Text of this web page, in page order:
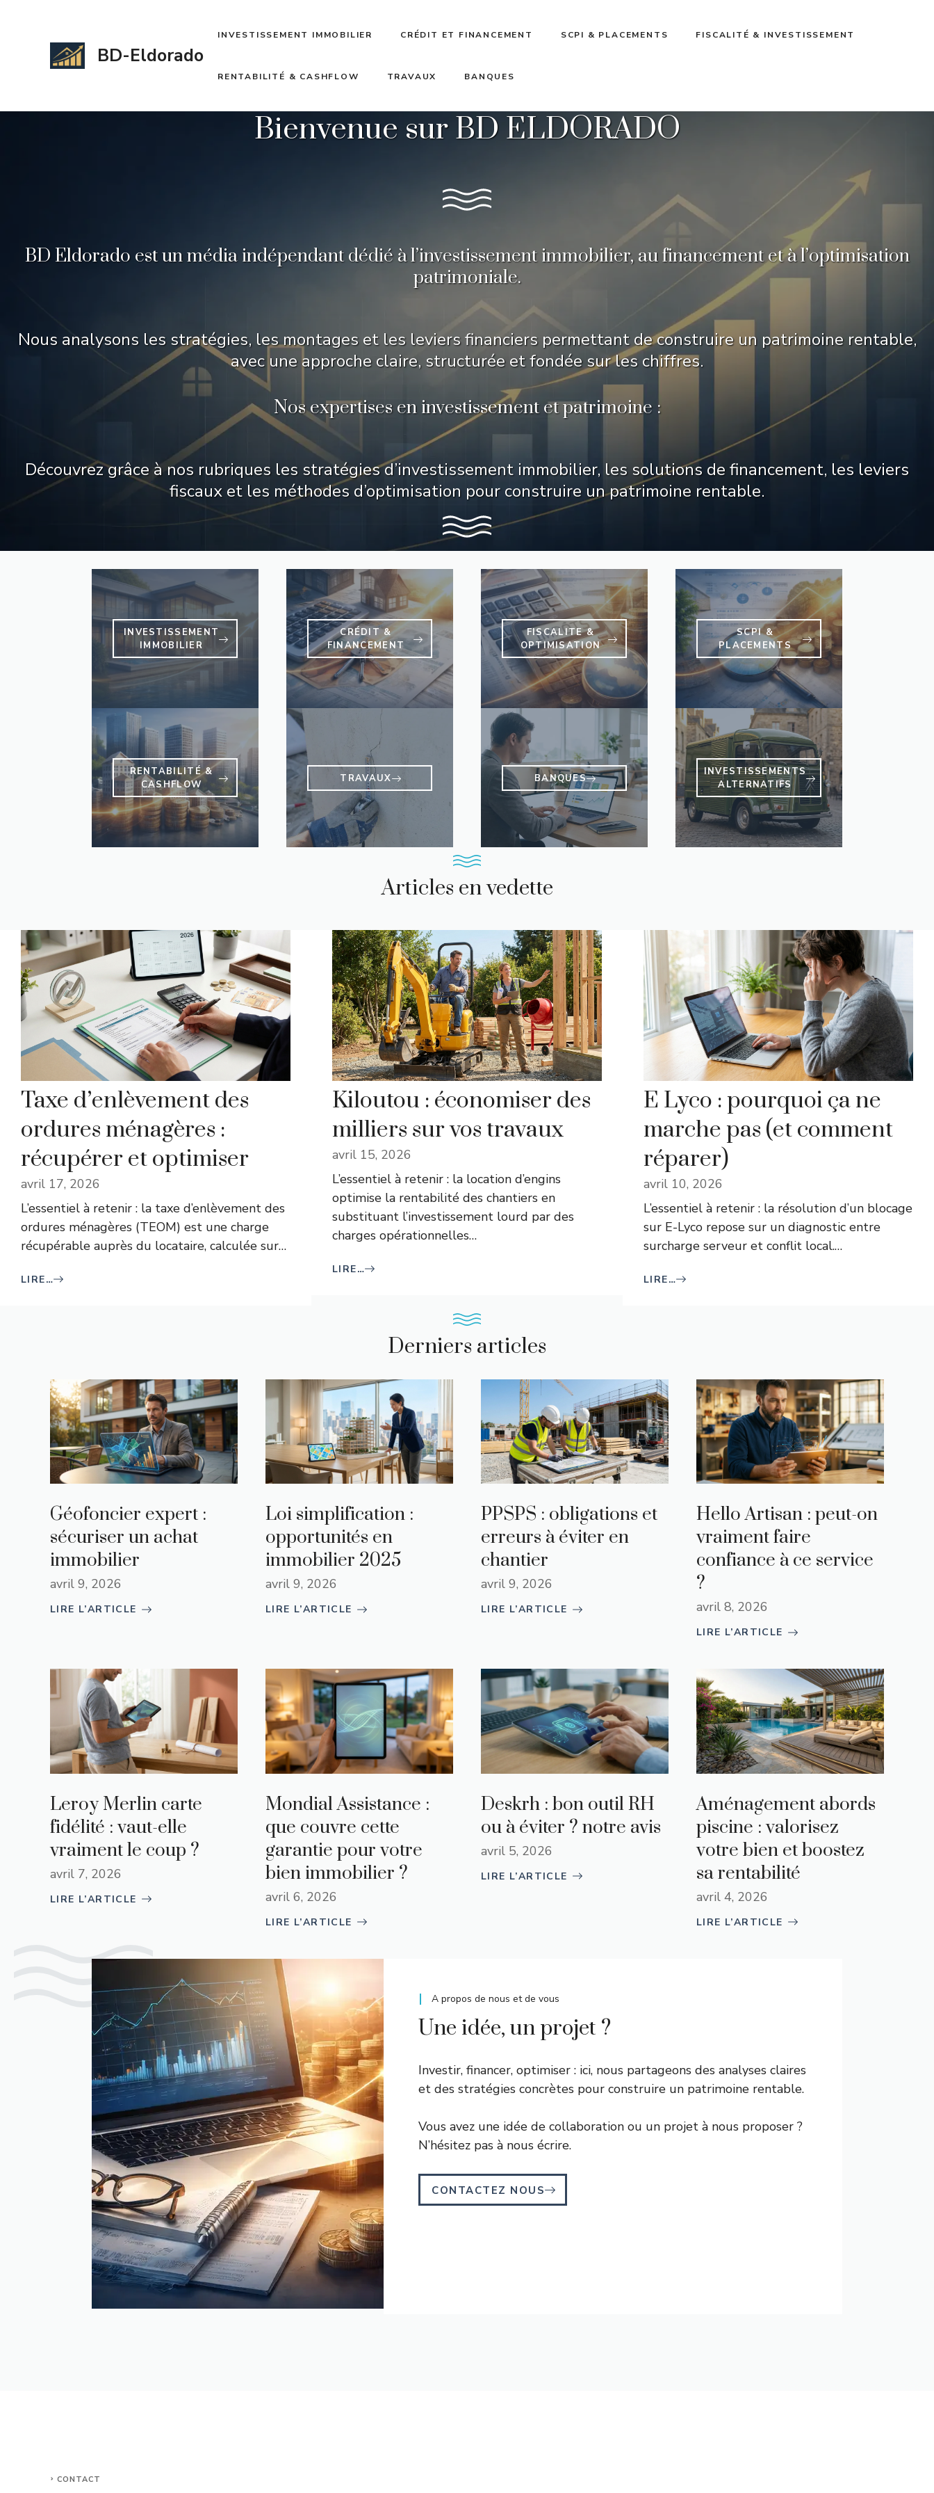
BD-Eldorado
INVESTISSEMENT IMMOBILIER CRÉDIT ET FINANCEMENT SCPI & PLACEMENTS FISCALITÉ & INVESTISSEMENT
RENTABILITÉ & CASHFLOW TRAVAUX BANQUES
Bienvenue sur BD ELDORADO
BD Eldorado est un média indépendant dédié à l’investissement immobilier, au financement et à l’optimisation
patrimoniale.
Nous analysons les stratégies, les montages et les leviers financiers permettant de construire un patrimoine rentable,
avec une approche claire, structurée et fondée sur les chiffres.
Nos expertises en investissement et patrimoine :
Découvrez grâce à nos rubriques les stratégies d’investissement immobilier, les solutions de financement, les leviers
fiscaux et les méthodes d’optimisation pour construire un patrimoine rentable.
INVESTISSEMENT
IMMOBILIER
CRÉDIT &
FINANCEMENT
FISCALITE &
OPTIMISATION
SCPI &
PLACEMENTS
RENTABILITÉ &
CASHFLOW
TRAVAUX BANQUES
INVESTISSEMENTS
ALTERNATIFS
Articles en vedette
Taxe d’enlèvement des
ordures ménagères :
récupérer et optimiser
avril 17, 2026
L’essentiel à retenir : la taxe d’enlèvement des
ordures ménagères (TEOM) est une charge
récupérable auprès du locataire, calculée sur…
LIRE…
Kiloutou : économiser des
milliers sur vos travaux
avril 15, 2026
L’essentiel à retenir : la location d’engins
optimise la rentabilité des chantiers en
substituant l’investissement lourd par des
charges opérationnelles…
LIRE…
E Lyco : pourquoi ça ne
marche pas (et comment
réparer)
avril 10, 2026
L’essentiel à retenir : la résolution d’un blocage
sur E-Lyco repose sur un diagnostic entre
surcharge serveur et conflit local.…
LIRE…
Derniers articles
Géofoncier expert :
sécuriser un achat
immobilier
avril 9, 2026
LIRE L’ARTICLE
Loi simplification :
opportunités en
immobilier 2025
avril 9, 2026
LIRE L’ARTICLE
PPSPS : obligations et
erreurs à éviter en
chantier
avril 9, 2026
LIRE L’ARTICLE
Hello Artisan : peut-on
vraiment faire
confiance à ce service
?
avril 8, 2026
LIRE L’ARTICLE
Leroy Merlin carte
fidélité : vaut-elle
vraiment le coup ?
avril 7, 2026
LIRE L’ARTICLE
Mondial Assistance :
que couvre cette
garantie pour votre
bien immobilier ?
avril 6, 2026
LIRE L’ARTICLE
Deskrh : bon outil RH
ou à éviter ? notre avis
avril 5, 2026
LIRE L’ARTICLE
Aménagement abords
piscine : valorisez
votre bien et boostez
sa rentabilité
avril 4, 2026
LIRE L’ARTICLE
A propos de nous et de vous
Une idée, un projet ?
Investir, financer, optimiser : ici, nous partageons des analyses claires
et des stratégies concrètes pour construire un patrimoine rentable.
Vous avez une idée de collaboration ou un projet à nous proposer ?
N’hésitez pas à nous écrire.
CONTACTEZ NOUS
CONTACT